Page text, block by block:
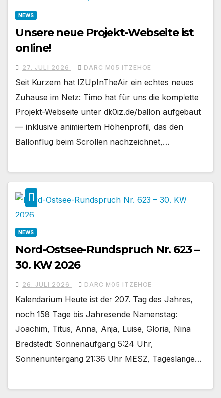
NEWS
Unsere neue Projekt-Webseite ist
online!
27. JULI 2026 DARC M05 ITZEHOE
Seit Kurzem hat IZUpInTheAir ein echtes neues
Zuhause im Netz: Timo hat für uns die komplette
Projekt-Webseite unter dk0iz.de/ballon aufgebaut
— inklusive animiertem Höhenprofil, das den
Ballonflug beim Scrollen nachzeichnet,…
NEWS
Nord-Ostsee-Rundspruch Nr. 623 –
30. KW 2026
26. JULI 2026 DARC M05 ITZEHOE
Kalendarium Heute ist der 207. Tag des Jahres,
noch 158 Tage bis Jahresende Namenstag:
Joachim, Titus, Anna, Anja, Luise, Gloria, Nina
Bredstedt: Sonnenaufgang 5:24 Uhr,
Sonnenuntergang 21:36 Uhr MESZ, Tageslänge…